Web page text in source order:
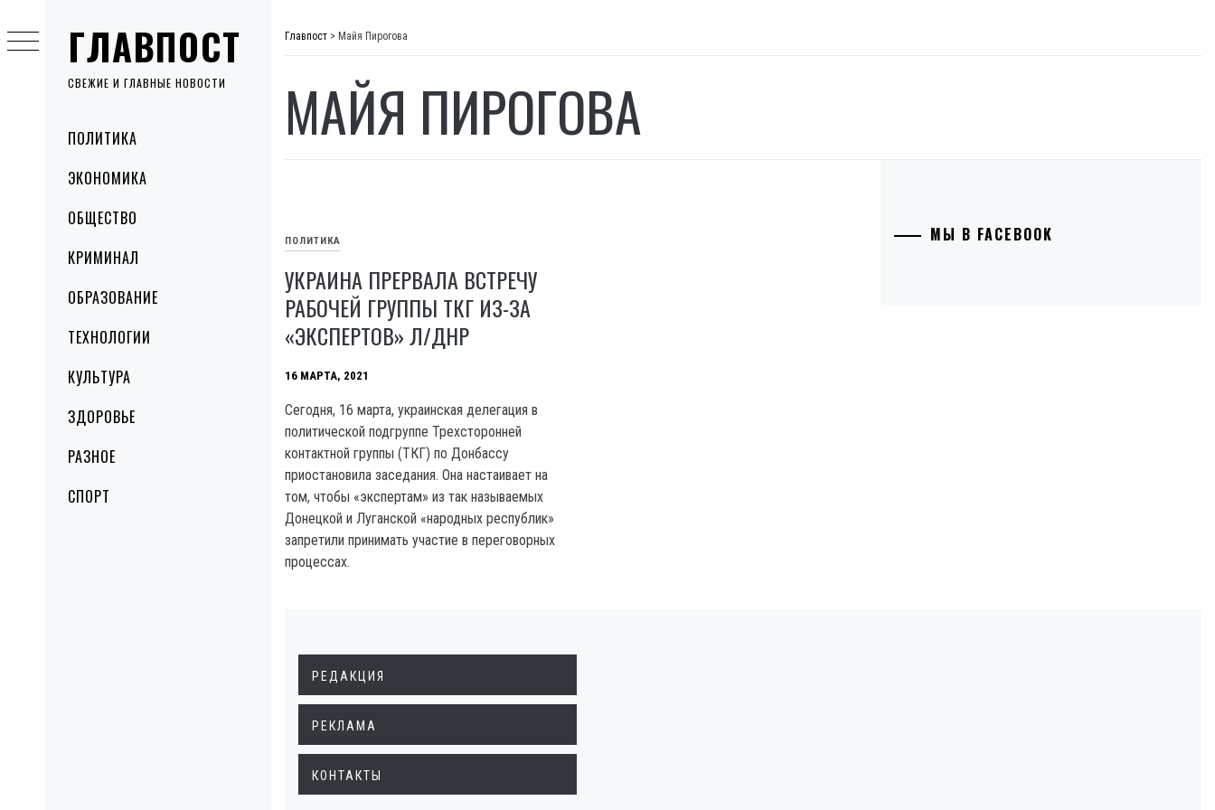
ГЛАВПОСТ
СВЕЖИЕ И ГЛАВНЫЕ НОВОСТИ
MenuПОЛИТИКА
ЭКОНОМИКА
ОБЩЕСТВО
КРИМИНАЛ
ОБРАЗОВАНИЕ
ТЕХНОЛОГИИ
КУЛЬТУРА
ЗДОРОВЬЕ
РАЗНОЕ
СПОРТ
to
content
Главпост > Майя Пирогова
МАЙЯ ПИРОГОВА
ПОЛИТИКА
УКРАИНА ПРЕРВАЛА ВСТРЕЧУ
РАБОЧЕЙ ГРУППЫ ТКГ ИЗ-ЗА
«ЭКСПЕРТОВ» Л/ДНР
16 МАРТА, 2021
Сегодня, 16 марта, украинская делегация в
политической подгруппе Трехсторонней
контактной группы (ТКГ) по Донбассу
приостановила заседания. Она настаивает на
том, чтобы «экспертам» из так называемых
Донецкой и Луганской «народных республик»
запретили принимать участие в переговорных
процессах.
МЫ В FACEBOOK
РЕДАКЦИЯ
РЕКЛАМА
КОНТАКТЫ